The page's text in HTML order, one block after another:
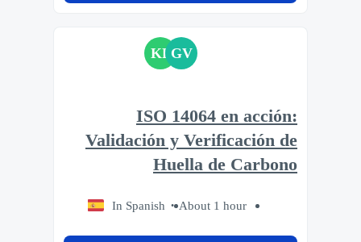
GV
KP
ISO 14064 en acción:
Validación y Verificación de
Huella de Carbono
About 1 hour
In Spanish